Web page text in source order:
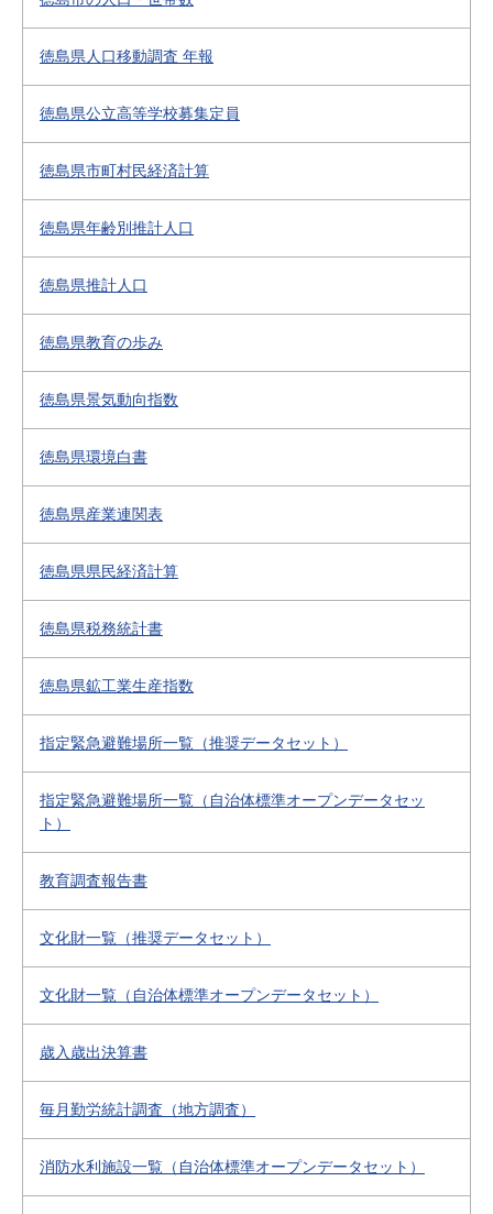
徳島県人口移動調査 年報
徳島県公立高等学校募集定員
徳島県市町村民経済計算
徳島県年齢別推計人口
徳島県推計人口
徳島県教育の歩み
徳島県景気動向指数
徳島県環境白書
徳島県産業連関表
徳島県県民経済計算
徳島県税務統計書
徳島県鉱工業生産指数
指定緊急避難場所一覧（推奨データセット）
指定緊急避難場所一覧（自治体標準オープンデータセッ
ト）
教育調査報告書
文化財一覧（推奨データセット）
文化財一覧（自治体標準オープンデータセット）
歳入歳出決算書
毎月勤労統計調査（地方調査）
消防水利施設一覧（自治体標準オープンデータセット）